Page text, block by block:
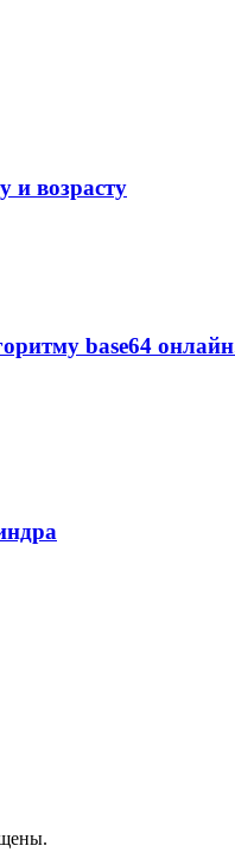
и возрасту
base64